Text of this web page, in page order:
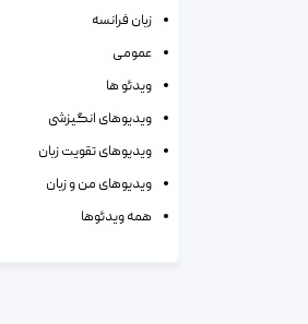
زبان فرانسه
عمومی
ویدئو ها
ویدیوهای انگیزشی
ویدیوهای تقویت زبان
ویدیوهای من و زبان
همه ویدئوها